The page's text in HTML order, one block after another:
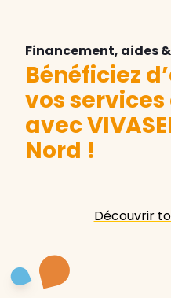
Financement, aides
Bénéficiez
vos
avec
Nord !
Découvrir